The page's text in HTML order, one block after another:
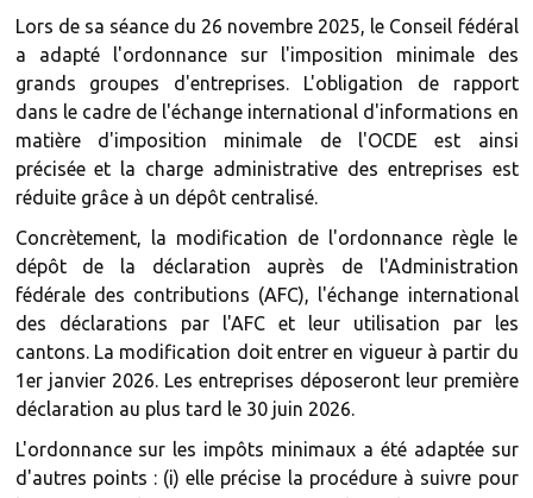
Lors de sa séance du 26 novembre 2025, le Conseil fédéral
a adapté l'ordonnance sur l'imposition minimale des
grands groupes d'entreprises. L'obligation de rapport
dans le cadre de l'échange international d'informations en
matière d'imposition minimale de l'OCDE est ainsi
précisée et la charge administrative des entreprises est
réduite grâce à un dépôt centralisé.
Concrètement, la modification de l'ordonnance règle le
dépôt de la déclaration auprès de l'Administration
fédérale des contributions (AFC), l'échange international
des déclarations par l'AFC et leur utilisation par les
cantons. La modification doit entrer en vigueur à partir du
1er janvier 2026. Les entreprises déposeront leur première
déclaration au plus tard le 30 juin 2026.
L'ordonnance sur les impôts minimaux a été adaptée sur
d'autres points : (i) elle précise la procédure à suivre pour